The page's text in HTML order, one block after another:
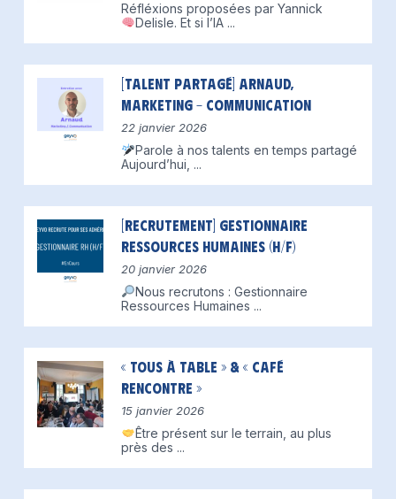
Réfléxions proposées par Yannick
Delisle. Et si l’IA ...
[Talent partagé] Arnaud,
Marketing – Communication
22 janvier 2026
Parole à nos talents en temps partagé
Aujourd’hui, ...
[Recrutement] Gestionnaire
Ressources Humaines (H/F)
20 janvier 2026
Nous recrutons : Gestionnaire
Ressources Humaines ...
« Tous à table » & « Café
Rencontre »
15 janvier 2026
Être présent sur le terrain, au plus
près des ...